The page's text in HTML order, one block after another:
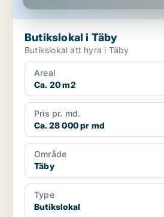
Butikslokal i Täby
Butikslokal att hyra i Täby
Areal
Ca. 20 m2
Pris pr. md.
Ca. 28 000 pr md
Område
Täby
Type
Butikslokal